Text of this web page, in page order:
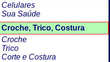
Celulares
Sua Saúde
Croche, Trico, Costura
Croche
Trico
Corte e Costura